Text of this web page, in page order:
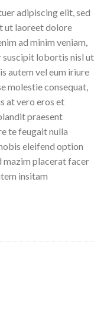
adipiscing elit, sed
ut laoreet dolore
ad minim veniam,
suscipit lobortis nisl ut
autem vel eum iriure
molestie consequat,
at vero eros et
praesent
te feugait nulla
eleifend option
mazim placerat facer
insitam